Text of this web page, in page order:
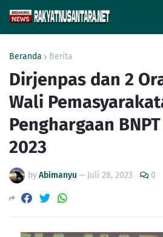
Beranda Berita
Dirjenpas dan 2
Wali
Penghargaan
2023
byAbimanyu — Juli 28, 2023 0